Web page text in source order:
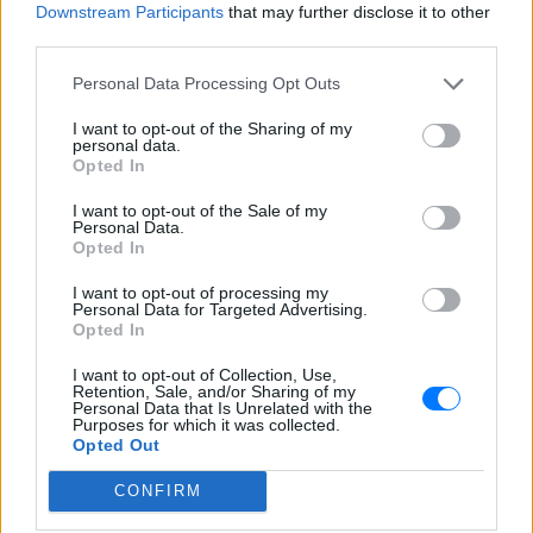
Downstream Participants that may further disclose it to other
Personal Data Processing Opt Outs
I want to opt-out of the Sharing of my
personal data.
Opted In
I want to opt-out of the Sale of my
Personal Data.
Opted In
I want to opt-out of processing my
Personal Data for Targeted Advertising.
Opted In
I want to opt-out of Collection, Use,
Retention, Sale, and/or Sharing of my
Personal Data that Is Unrelated with the
Purposes for which it was collected.
Opted Out
CONFIRM
αχαριστία που βιώνει στον χώρο της
Ελλάδας στη Eurovision.
Νεαρός στο λιμάνι του Πειραιά:
«Πάω διακοπές έναν μήνα» ‑ Η
MEGA
στιγμή από το λιμάνι του Πειραιά, την
Παρασκευή 7 Αυγούστου.
Η Ελένη Βουλγαράκη ξεσπά για τις φήμες